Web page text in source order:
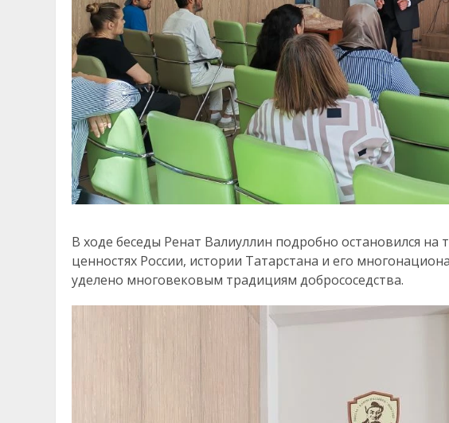
В ходе беседы Ренат Валиуллин подробно остановился
ценностях России, истории Татарстана и его
уделено многовековым традициям добрососедства.